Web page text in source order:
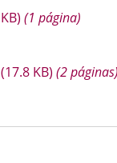
KB) (1 página)
(17.8 KB) (2